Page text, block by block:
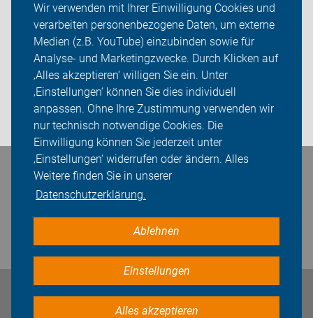
Wir verwenden mit Ihrer Einwilligung Cookies und
verarbeiten personenbezogene Daten, um externe
Medien (z.B. YouTube) einzubinden sowie für
Analyse- und Marketingzwecke. Durch Klicken auf
‚Alles akzeptieren‘ willigen Sie ein. Unter
‚Einstellungen‘ können Sie dies individuell
anpassen. Ohne Ihre Zustimmung verwenden wir
nur technisch notwendige Cookies. Die
Einwilligung können Sie jederzeit unter
‚Einstellungen‘ widerrufen oder ändern. Alles
Weitere finden Sie in unserer
Datenschutzerklärung.
Ablehnen
Einstellungen
Alles akzeptieren
Das machen wir
Sei dabei
Presse
Login
Bleiben Sie in Kontakt